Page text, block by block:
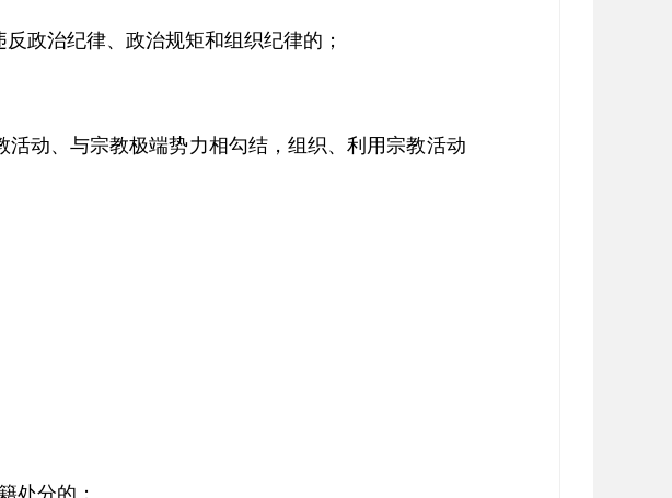
政治纪律、政治规矩和组织纪律的；
活动、与宗教极端势力相勾结，组织、利用宗教活动
处分的；